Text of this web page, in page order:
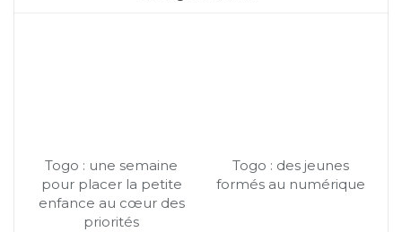
Togo : une semaine
pour placer la petite
enfance au cœur des
priorités
Togo : des jeunes
formés au numérique